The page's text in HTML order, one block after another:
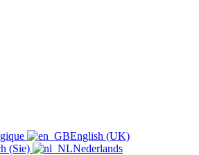
English (UK)
(Sie)
Nederlands